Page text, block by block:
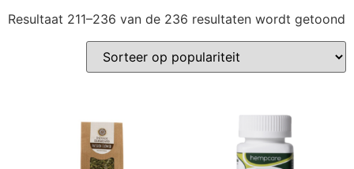
Resultaat 211–236 van de 236 resultaten wordt getoond